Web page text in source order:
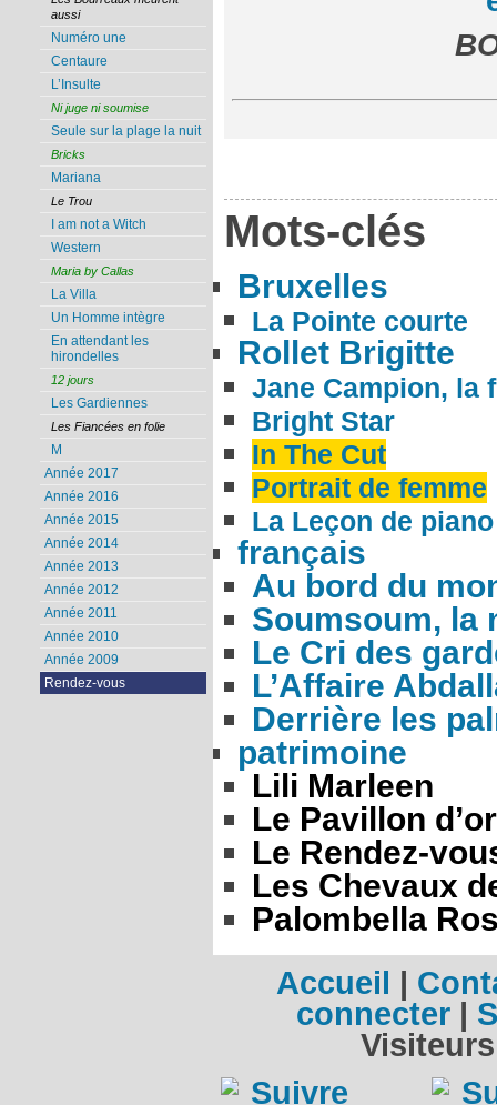
Mots-clés
Bruxelles
La Pointe courte
Rollet Brigitte
Jane Campion, la
Bright Star
In The Cut
Portrait de femme
La Leçon de piano
français
Au bord du
Soumsoum, la
Le Cri des
L’Affaire
Derrière les
patrimoine
Lili Marleen
Le Pavillon d’or
Le Rendez-
Les Chevaux
Palombella
aussi
Numéro une
Centaure
L’Insulte
Ni juge ni soumise
Seule sur la plage la nuit
Bricks
Mariana
Le Trou
I am not a Witch
Western
Maria by Callas
La Villa
Un Homme intègre
En attendant les
hirondelles
12 jours
Les Gardiennes
Les Fiancées en folie
M
Année 2017
Année 2016
Année 2015
Année 2014
Année 2013
Année 2012
Année 2011
Année 2010
Année 2009
Rendez-vous
Accueil
connecter